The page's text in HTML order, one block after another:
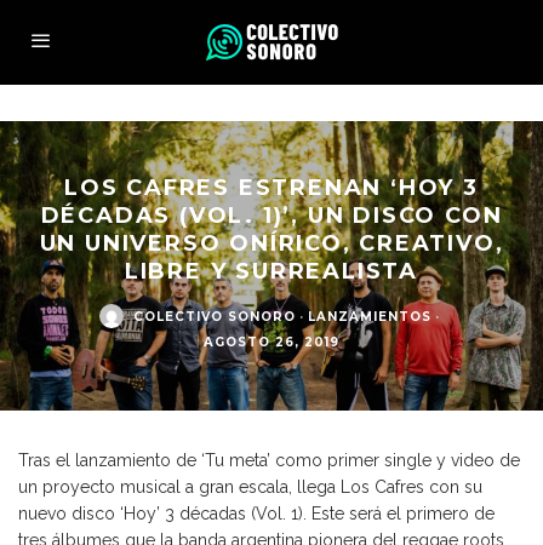
LOS CAFRES ESTRENAN ‘HOY 3
DÉCADAS (VOL. 1)’, UN DISCO CON
UN UNIVERSO ONÍRICO, CREATIVO,
LIBRE Y SURREALISTA
COLECTIVO SONORO · LANZAMIENTOS ·
AGOSTO 26, 2019
Tras el lanzamiento de ‘Tu meta’ como primer single y video de
un proyecto musical a gran escala, llega Los Cafres con su
nuevo disco ‘Hoy’ 3 décadas (Vol. 1). Este será el primero de
tres álbumes que la banda argentina pionera del reggae roots